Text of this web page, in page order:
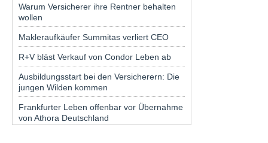
Warum Versicherer ihre Rentner behalten
wollen
Makleraufkäufer Summitas verliert CEO
R+V bläst Verkauf von Condor Leben ab
Ausbildungsstart bei den Versicherern: Die
jungen Wilden kommen
Frankfurter Leben offenbar vor Übernahme
von Athora Deutschland